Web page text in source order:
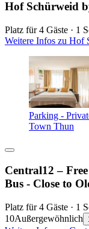
Hof Schürweid
Platz für 4 Gäste · 1
Weitere Infos zu Hof
Parking -
Town Thun
Central12 –
Bus - Close to
Platz für 4 Gäste · 1
10Außergewöhnlich